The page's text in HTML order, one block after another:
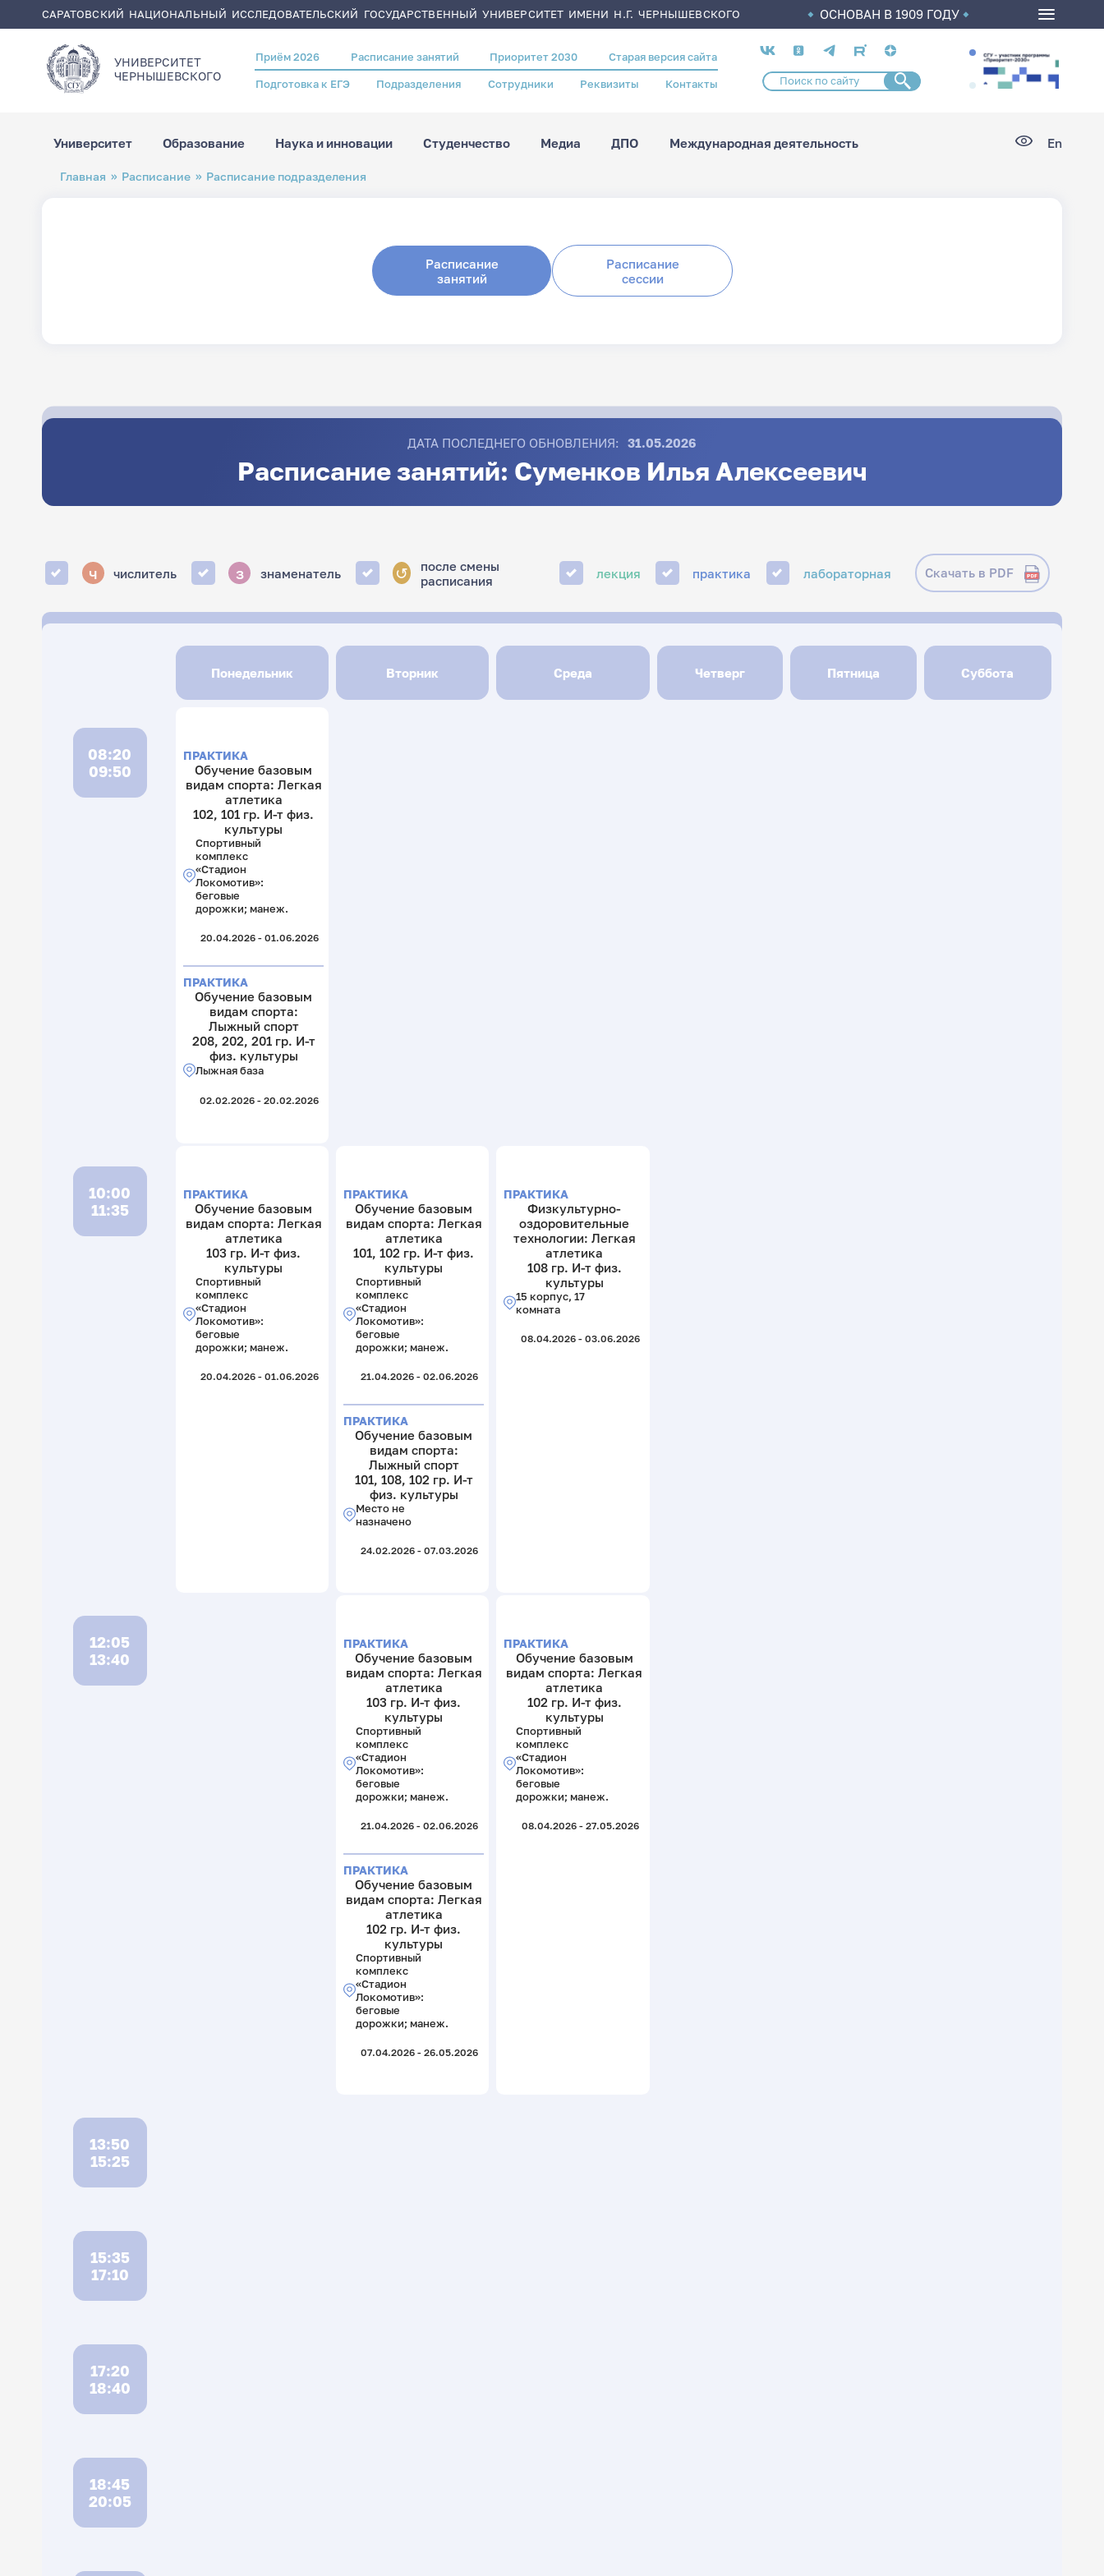
САРАТОВСКИЙ НАЦИОНАЛЬНЫЙ ИССЛЕДОВАТЕЛЬСКИЙ ГОСУДАРСТВЕННЫЙ УНИВЕРСИТЕТ ИМЕНИ Н.Г. ЧЕРНЫШЕВСКОГО ОСНОВАН В 1909 ГОДУ
УНИВЕРСИТЕТ
ЧЕРНЫШЕВСКОГO
Header
menu
Приём 2026 Расписание занятий Приоритет 2030 Старая версия сайта
Подготовка к ЕГЭ Подразделения Сотрудники Реквизиты Контакты
Социальные
сети
Университет Образование Наука и инновации Студенчество Медиа ДПО Международная деятельность En
Строка
навигации
Главная Расписание Расписание подразделения
Расписание
занятий
Расписание
сессии
ДАТА ПОСЛЕДНЕГО ОБНОВЛЕНИЯ: 31.05.2026
Расписание занятий: Суменков Илья Алексеевич
ч числитель з знаменатель ↺
после смены
расписания
лекция практика лабораторная Скачать в PDF
Понедельник Вторник Среда Четверг Пятница Суббота
08:20
09:50
ПРАКТИКА
Обучение базовым
видам спорта: Легкая
атлетика
102, 101 гр. И-т физ.
культуры
Спортивный
комплекс
«Стадион
Локомотив»:
беговые
дорожки; манеж.
20.04.2026 - 01.06.2026
ПРАКТИКА
Обучение базовым
видам спорта:
Лыжный спорт
208, 202, 201 гр. И-т
физ. культуры
Лыжная база
02.02.2026 - 20.02.2026
10:00
11:35
ПРАКТИКА
Обучение базовым
видам спорта: Легкая
атлетика
103 гр. И-т физ.
культуры
Спортивный
комплекс
«Стадион
Локомотив»:
беговые
дорожки; манеж.
20.04.2026 - 01.06.2026
ПРАКТИКА
Обучение базовым
видам спорта: Легкая
атлетика
101, 102 гр. И-т физ.
культуры
Спортивный
комплекс
«Стадион
Локомотив»:
беговые
дорожки; манеж.
21.04.2026 - 02.06.2026
ПРАКТИКА
Обучение базовым
видам спорта:
Лыжный спорт
101, 108, 102 гр. И-т
физ. культуры
Место не
назначено
24.02.2026 - 07.03.2026
ПРАКТИКА
Физкультурно-
оздоровительные
технологии: Легкая
атлетика
108 гр. И-т физ.
культуры
15 корпус, 17
комната
08.04.2026 - 03.06.2026
12:05
13:40
ПРАКТИКА
Обучение базовым
видам спорта: Легкая
атлетика
103 гр. И-т физ.
культуры
Спортивный
комплекс
«Стадион
Локомотив»:
беговые
дорожки; манеж.
21.04.2026 - 02.06.2026
ПРАКТИКА
Обучение базовым
видам спорта: Легкая
атлетика
102 гр. И-т физ.
культуры
Спортивный
комплекс
«Стадион
Локомотив»:
беговые
дорожки; манеж.
07.04.2026 - 26.05.2026
ПРАКТИКА
Обучение базовым
видам спорта: Легкая
атлетика
102 гр. И-т физ.
культуры
Спортивный
комплекс
«Стадион
Локомотив»:
беговые
дорожки; манеж.
08.04.2026 - 27.05.2026
13:50
15:25
15:35
17:10
17:20
18:40
18:45
20:05